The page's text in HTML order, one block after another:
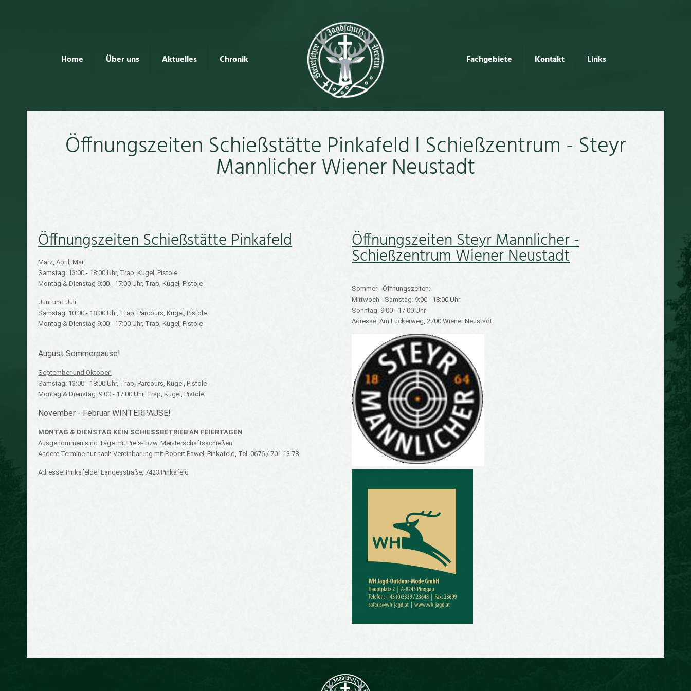
Home Über uns Aktuelles Chronik Fachgebiete Kontakt Links
Öffnungszeiten Schießstätte Pinkafeld I Schießzentrum - Steyr
Mannlicher Wiener Neustadt
Öffnungszeiten Schießstätte Pinkafeld
März, April, Mai
Samstag: 13:00 - 18:00 Uhr, Trap, Kugel, Pistole
Montag & Dienstag 9:00 - 17:00 Uhr, Trap, Kugel, Pistole
Juni und Juli:
Samstag: 10:00 - 18:00 Uhr, Trap, Parcours, Kugel, Pistole
Montag & Dienstag 9:00 - 17:00 Uhr, Trap, Kugel, Pistole
August Sommerpause!
September und Oktober:
Samstag: 13:00 - 18:00 Uhr, Trap, Parcours, Kugel, Pistole
Montag & Dienstag: 9:00 - 17:00 Uhr, Trap, Kugel, Pistole
November - Februar WINTERPAUSE!
MONTAG & DIENSTAG KEIN SCHIESSBETRIEB AN FEIERTAGEN
Ausgenommen sind Tage mit Preis- bzw. Meisterschaftsschießen.
Andere Termine nur nach Vereinbarung mit Robert Pawel, Pinkafeld, Tel. 0676 / 701 13 78
Adresse: Pinkafelder Landesstraße, 7423 Pinkafeld
Öffnungszeiten Steyr Mannlicher -
Schießzentrum Wiener Neustadt
Sommer - Öffnungszeiten:
Mittwoch - Samstag: 9:00 - 18:00 Uhr
Sonntag: 9:00 - 17:00 Uhr
Adresse: Am Luckerweg, 2700 Wiener Neustadt